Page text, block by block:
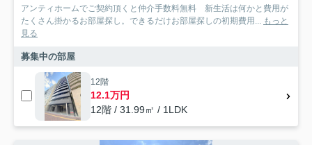
アンティホームでご契約頂くと仲介手数料無料 新生活は何かと費用が
たくさん掛かるお部屋探し。できるだけお部屋探しの初期費用... もっと
見る
募集中の部屋
12階
12.1万円
12階 / 31.99㎡ / 1LDK